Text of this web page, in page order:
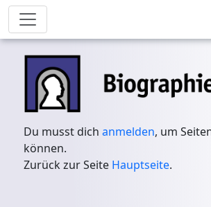
Du musst dichanmelden, um
können.
Zurück zur Seite Hauptseite.